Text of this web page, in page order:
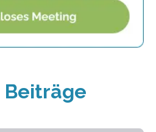
Beiträge